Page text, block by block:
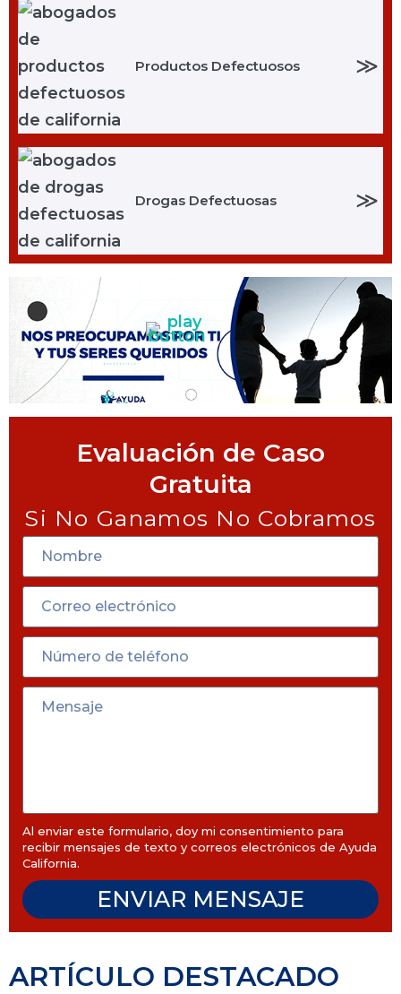
Productos Defectuosos ≫
Drogas Defectuosas ≫
Evaluación de Caso
Gratuita
Si No Ganamos No Cobramos
Al enviar este formulario, doy mi consentimiento para
recibir mensajes de texto y correos electrónicos de Ayuda
California.
ENVIAR MENSAJE
ARTÍCULO DESTACADO